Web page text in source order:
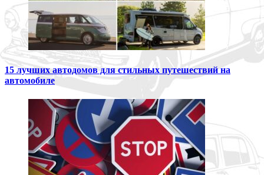
15 лучших автодомов для стильных путешествий на
автомобиле